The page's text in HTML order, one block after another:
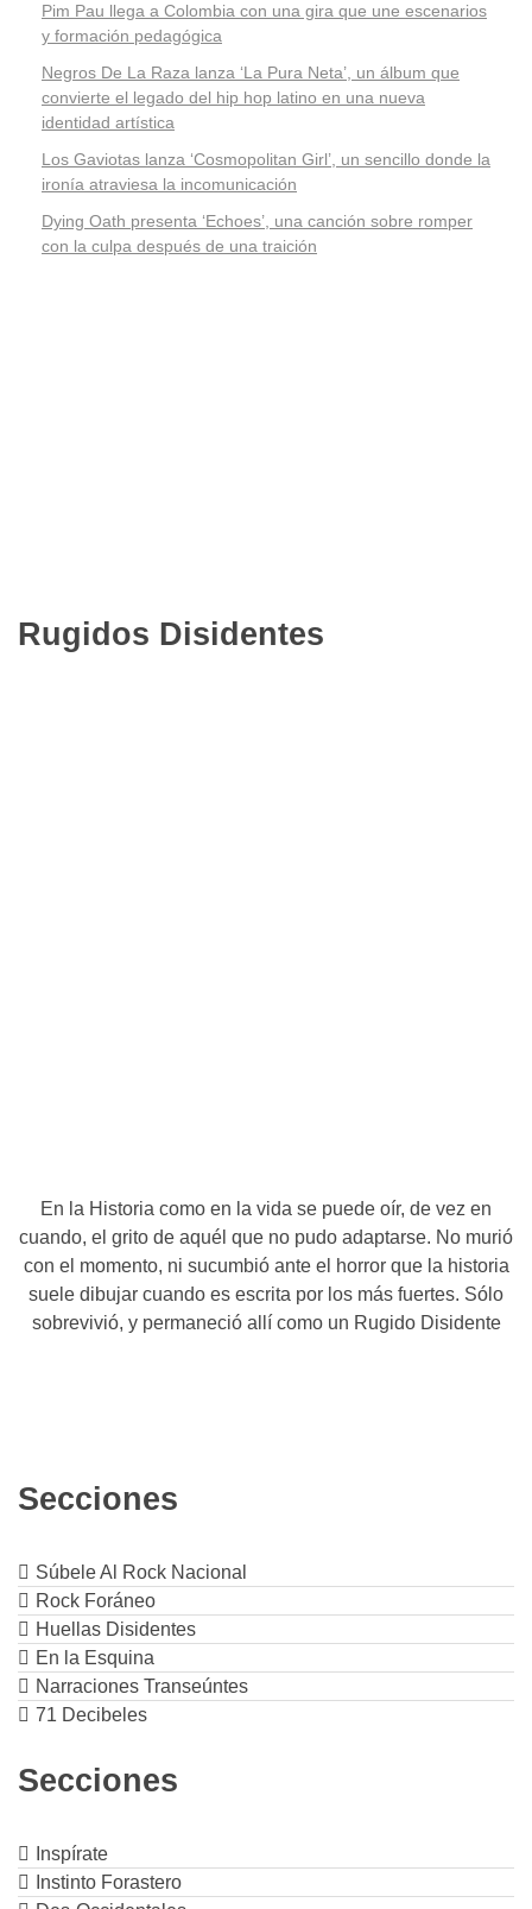
Pim Pau llega a Colombia con una gira que une escenarios
y formación pedagógica
Negros De La Raza lanza ‘La Pura Neta’, un álbum que
convierte el legado del hip hop latino en una nueva
identidad artística
Los Gaviotas lanza ‘Cosmopolitan Girl’, un sencillo donde la
ironía atraviesa la incomunicación
Dying Oath presenta ‘Echoes’, una canción sobre romper
con la culpa después de una traición
Rugidos Disidentes
En la Historia como en la vida se puede oír, de vez en
cuando, el grito de aquél que no pudo adaptarse. No murió
con el momento, ni sucumbió ante el horror que la historia
suele dibujar cuando es escrita por los más fuertes. Sólo
sobrevivió, y permaneció allí como un Rugido Disidente
Secciones
Súbele Al Rock Nacional
Rock Foráneo
Huellas Disidentes
En la Esquina
Narraciones Transeúntes
71 Decibeles
Secciones
Inspírate
Instinto Forastero